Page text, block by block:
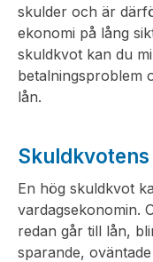
skulder och är
ekonomi på lång
skuldkvot kan du
betalningsproblem
lån.
En hög skuldkvot
vardagsekonomin.
redan går till lån,
sparande,